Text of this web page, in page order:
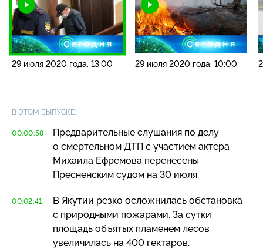
29 июля 2020 года. 13:00 29 июля 2020 года. 10:00
В ЭТОМ ВЫПУСКЕ:
00:00:58
Предварительные слушания по делу
о смертельном ДТП с участием актера
Михаила Ефремова перенесены
Пресненским судом на 30 июля.
00:02:41
В Якутии резко осложнилась обстановка
с природными пожарами. За сутки
площадь объятых пламенем лесов
увеличилась на 400 гектаров.